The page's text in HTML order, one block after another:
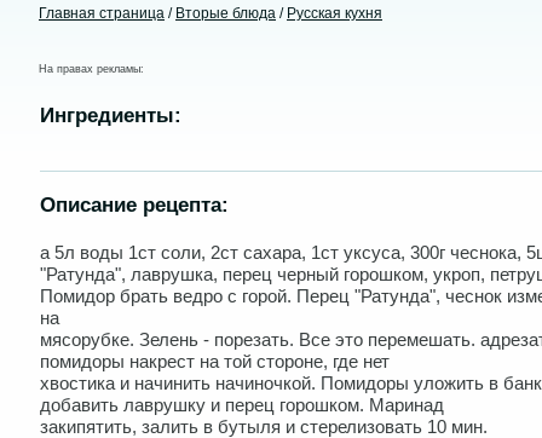
Главная страница / Вторые блюда / Русская кухня
На правах рекламы:
Ингредиенты:
Описание рецепта:
а 5л воды 1ст соли, 2ст сахара, 1ст уксуса, 300г чеснока,
"Ратунда", лаврушка, перец черный горошком, укроп,
Помидор брать ведро с горой. Перец "Ратунда", чеснок
на
мясорубке. Зелень - порезать. Все это перемешать.
помидоры накрест на той стороне, где нет
хвостика и начинить начиночкой. Помидоры уложить в
добавить лаврушку и перец горошком. Маринад
закипятить, залить в бутыля и стерелизовать 10 мин.